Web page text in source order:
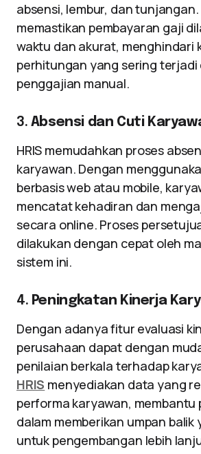
absensi, lembur, dan
memastikan pembayaran gaji
waktu dan akurat, menghindari
perhitungan yang sering terjadi
penggajian manual.
3. Absensi dan Cuti
HRIS memudahkan proses
karyawan. Dengan
berbasis web atau mobile,
mencatat kehadiran dan
secara online. Proses
dilakukan dengan cepat oleh
sistem ini.
4. Peningkatan Kinerja
Dengan adanya fitur evaluasi
perusahaan dapat dengan
penilaian berkala terhadap
HRIS menyediakan data yang
performa karyawan, membantu
dalam memberikan umpan balik
untuk pengembangan lebih